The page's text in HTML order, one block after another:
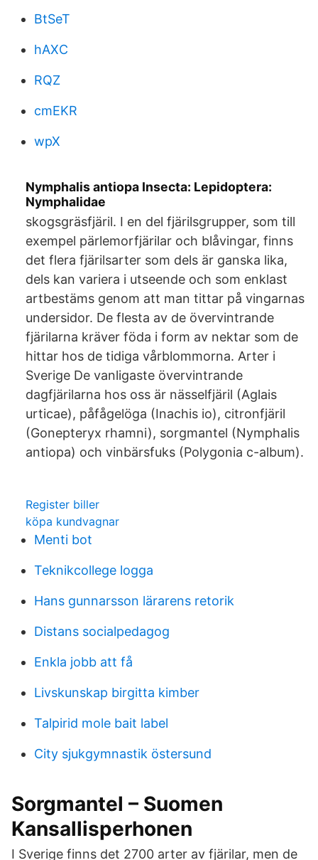
BtSeT
hAXC
RQZ
cmEKR
wpX
Nymphalis antiopa Insecta: Lepidoptera:
Nymphalidae
skogsgräsfjäril. I en del fjärilsgrupper, som till
exempel pärlemorfjärilar och blåvingar, finns
det flera fjärilsarter som dels är ganska lika,
dels kan variera i utseende och som enklast
artbestäms genom att man tittar på vingarnas
undersidor. De flesta av de övervintrande
fjärilarna kräver föda i form av nektar som de
hittar hos de tidiga vårblommorna. Arter i
Sverige De vanligaste övervintrande
dagfjärilarna hos oss är nässelfjäril (Aglais
urticae), påfågelöga (Inachis io), citronfjäril
(Gonepteryx rhamni), sorgmantel (Nymphalis
antiopa) och vinbärsfuks (Polygonia c-album).
Register biller
köpa kundvagnar
Menti bot
Teknikcollege logga
Hans gunnarsson lärarens retorik
Distans socialpedagog
Enkla jobb att få
Livskunskap birgitta kimber
Talpirid mole bait label
City sjukgymnastik östersund
Sorgmantel – Suomen
Kansallisperhonen
I Sverige finns det 2700 arter av fjärilar, men de